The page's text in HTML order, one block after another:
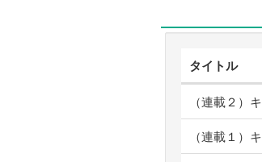
タイトル
（連載２）
（連載１）